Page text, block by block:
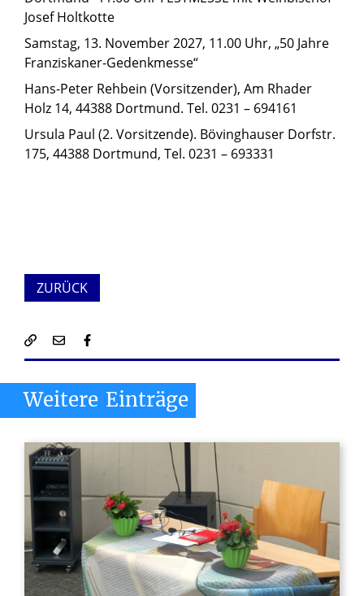
Josef Holtkotte
Samstag, 13. November 2027, 11.00 Uhr, „50 Jahre
Franziskaner-Gedenkmesse“
Hans-Peter Rehbein (Vorsitzender), Am Rhader
Holz 14, 44388 Dortmund. Tel. 0231 – 694161
Ursula Paul (2. Vorsitzende). Bövinghauser Dorfstr.
175, 44388 Dortmund, Tel. 0231 – 693331
ZURÜCK
Weitere Einträge